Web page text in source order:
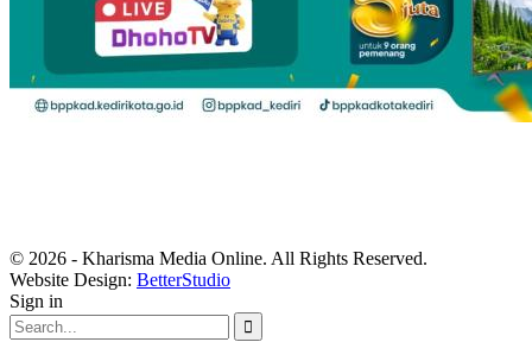
© 2026 - Kharisma Media Online. All Rights Reserved.
Website Design: BetterStudio
Sign in